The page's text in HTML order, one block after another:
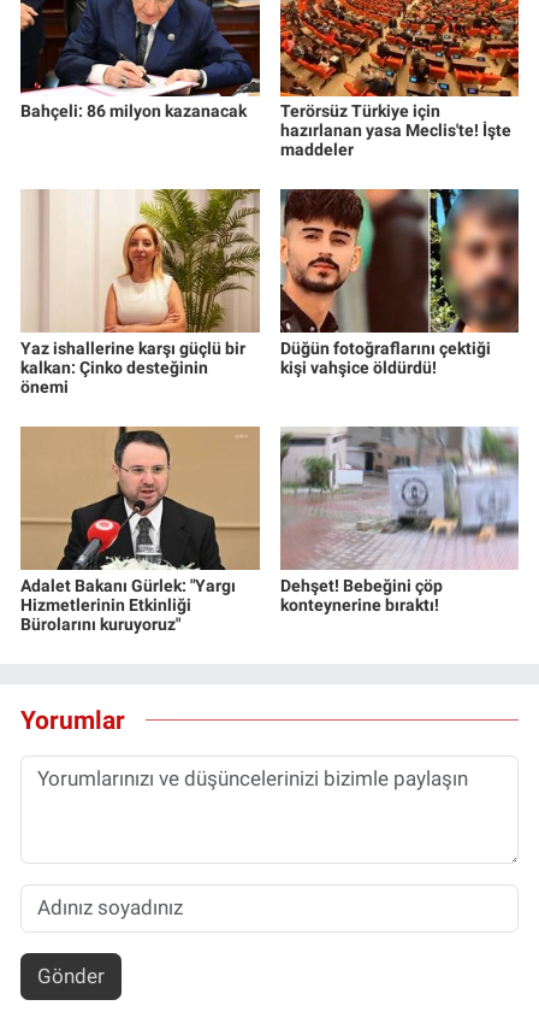
Bahçeli: 86 milyon kazanacak
Terörsüz Türkiye için
hazırlanan yasa Meclis'te! İşte
maddeler
Yaz ishallerine karşı güçlü bir
kalkan: Çinko desteğinin
önemi
Düğün fotoğraflarını çektiği
kişi vahşice öldürdü!
Adalet Bakanı Gürlek: "Yargı
Hizmetlerinin Etkinliği
Bürolarını kuruyoruz"
Dehşet! Bebeğini çöp
konteynerine bıraktı!
Yorumlar
Gönder